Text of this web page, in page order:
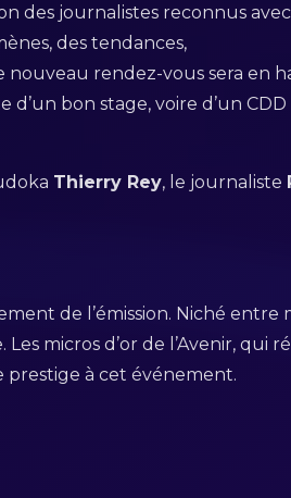
des journalistes reconnus
des tendances,
rendez-vous sera en
bon stage, voire d’un
Thierry Rey, le journaliste
de l’émission. Niché
micros d’or de l’Avenir, qui
prestige à cet événement.